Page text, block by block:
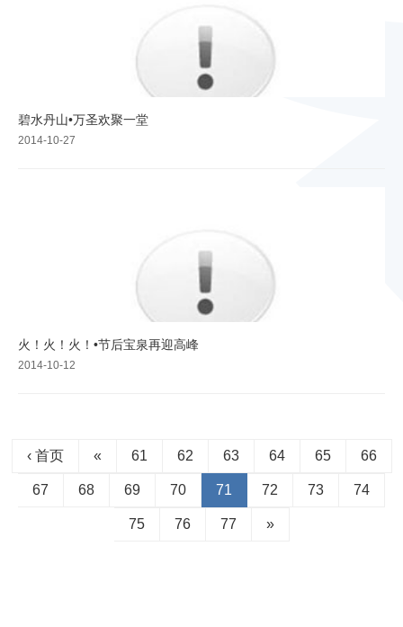
碧水丹山•万圣欢聚一堂
2014-10-27
火！火！火！•节后宝泉再迎高峰
2014-10-12
‹ 首页 « 61 62 63 64 65 66
67 68 69 70 71 72 73 74
75 76 77 »